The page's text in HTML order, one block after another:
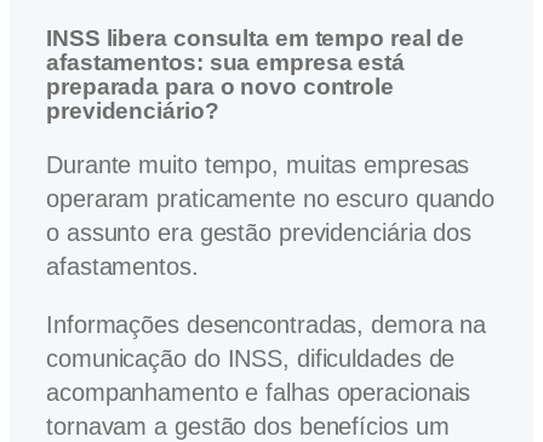
INSS libera consulta em tempo real de
afastamentos: sua empresa está
preparada para o novo controle
previdenciário?
Durante muito tempo, muitas empresas
operaram praticamente no escuro quando
o assunto era gestão previdenciária dos
afastamentos.
Informações desencontradas, demora na
comunicação do INSS, dificuldades de
acompanhamento e falhas operacionais
tornavam a gestão dos benefícios um